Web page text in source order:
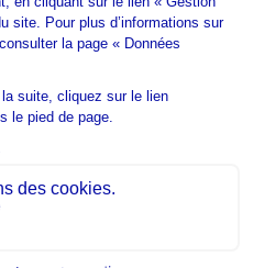
légales
cookies
partiellement conforme
Tous droits réservés